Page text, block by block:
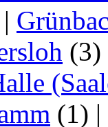
|
(3)
(1) |